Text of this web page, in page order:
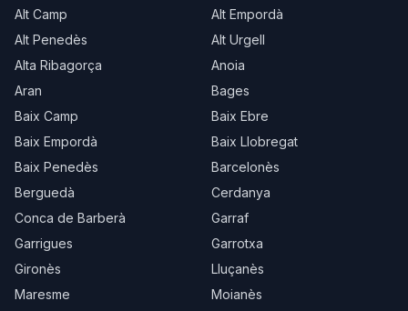
Alt Camp
Alt Empordà
Alt Penedès
Alt Urgell
Alta Ribagorça
Anoia
Aran
Bages
Baix Camp
Baix Ebre
Baix Empordà
Baix Llobregat
Baix Penedès
Barcelonès
Berguedà
Cerdanya
Conca de Barberà
Garraf
Garrigues
Garrotxa
Gironès
Lluçanès
Maresme
Moianès